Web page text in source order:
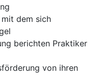
dem sich
berichten Praktiker
von ihren